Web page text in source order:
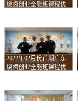
烧卤创业全能班课程优
2022年02月份首期广东
烧卤创业全能班课程优